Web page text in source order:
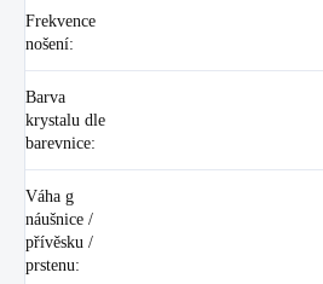
Frekvence
nošení:
Barva
krystalu dle
barevnice:
Váha g
náušnice /
přívěsku /
prstenu: